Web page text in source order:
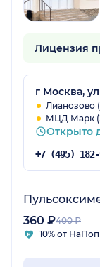
Лицензия
г Москва,
Лианозово
МЦД Марк
Открыто
360 ₽400 ₽
−10% от